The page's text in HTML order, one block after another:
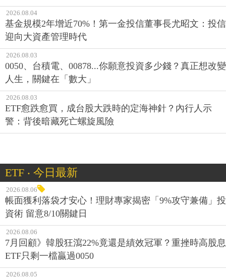
2026.08.04
基金規模2年增近70%！第一金投信董事長尤昭文：投信
迎向大資產管理時代
2026.08.03
0050、台積電、00878...你願意投資多少錢？真正想改變
人生，關鍵在「數大」
2026.08.03
ETF愈跌愈買，成台股大跌時的定海神針？內行人示
警：背後暗藏死亡螺旋風險
ETF ‧ 今日最新
2026.08.06
帳面獲利落袋才安心！理財專家揭密「9%攻守兼備」投
資術 留意8/10關鍵日
2026.08.06
7月回顧》韓股狂瀉22%竟還是績效冠軍？重挫時高股息
ETF只剩一檔贏過0050
2026.08.05